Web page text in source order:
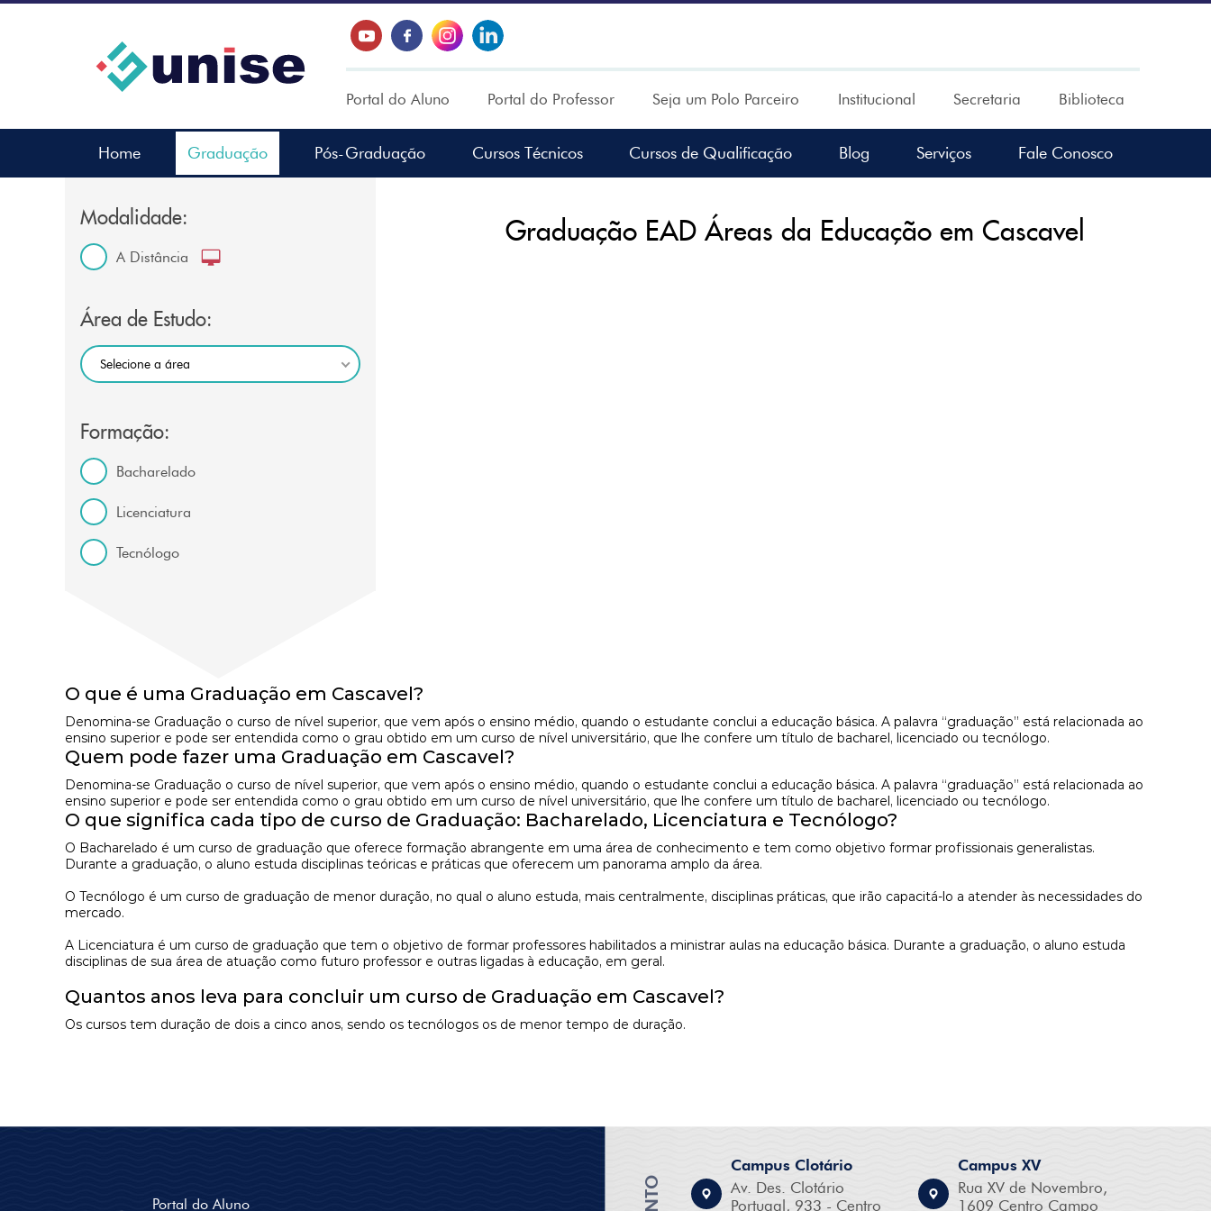
Portal do Aluno Portal do Professor Seja um Polo Parceiro Institucional Secretaria Biblioteca
Home Graduação Pós-Graduação Cursos Técnicos Cursos de Qualificação Blog Serviços Fale Conosco
Modalidade:
A Distância
Área de Estudo:
Selecione a área
Formação:
Bacharelado
Licenciatura
Tecnólogo
Graduação EAD Áreas da Educação em Cascavel
O que é uma Graduação em Cascavel?
Denomina-se Graduação o curso de nível superior, que vem após o ensino médio, quando o estudante conclui a educação básica. A palavra “graduação” está relacionada ao
ensino superior e pode ser entendida como o grau obtido em um curso de nível universitário, que lhe confere um título de bacharel, licenciado ou tecnólogo.
Quem pode fazer uma Graduação em Cascavel?
Denomina-se Graduação o curso de nível superior, que vem após o ensino médio, quando o estudante conclui a educação básica. A palavra “graduação” está relacionada ao
ensino superior e pode ser entendida como o grau obtido em um curso de nível universitário, que lhe confere um título de bacharel, licenciado ou tecnólogo.
O que significa cada tipo de curso de Graduação: Bacharelado, Licenciatura e Tecnólogo?
O Bacharelado é um curso de graduação que oferece formação abrangente em uma área de conhecimento e tem como objetivo formar profissionais generalistas.
Durante a graduação, o aluno estuda disciplinas teóricas e práticas que oferecem um panorama amplo da área.
O Tecnólogo é um curso de graduação de menor duração, no qual o aluno estuda, mais centralmente, disciplinas práticas, que irão capacitá-lo a atender às necessidades do
mercado.
A Licenciatura é um curso de graduação que tem o objetivo de formar professores habilitados a ministrar aulas na educação básica. Durante a graduação, o aluno estuda
disciplinas de sua área de atuação como futuro professor e outras ligadas à educação, em geral.
Quantos anos leva para concluir um curso de Graduação em Cascavel?
Os cursos tem duração de dois a cinco anos, sendo os tecnólogos os de menor tempo de duração.
Portal do Aluno
Campus Clotário
Av. Des. Clotário
Portugal, 933 - Centro
Campus XV
Rua XV de Novembro,
1609 Centro Campo